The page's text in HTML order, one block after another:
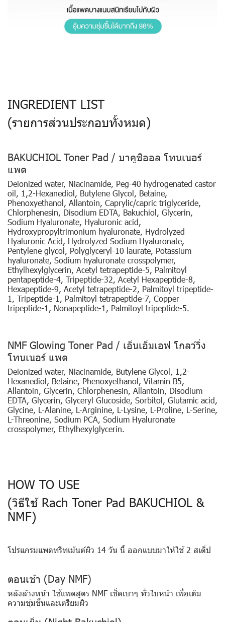
INGREDIENT LIST
(รายการส่วนประกอบทั้งหมด)
BAKUCHIOL Toner Pad / บาคูชิออล โทนเนอร์
แพด
Deionized water, Niacinamide, Peg-40 hydrogenated castor
oil, 1,2-Hexanediol, Butylene Glycol, Betaine,
Phenoxyethanol, Allantoin, Caprylic/capric triglyceride,
Chlorphenesin, Disodium EDTA, Bakuchiol, Glycerin,
Sodium Hyaluronate, Hyaluronic acid,
Hydroxypropyltrimonium hyaluronate, Hydrolyzed
Hyaluronic Acid, Hydrolyzed Sodium Hyaluronate,
Pentylene glycol, Polyglyceryl-10 laurate, Potassium
hyaluronate, Sodium hyaluronate crosspolymer,
Ethylhexylglycerin, Acetyl tetrapeptide-5, Palmitoyl
pentapeptide-4, Tripeptide-32, Acetyl Hexapeptide-8,
Hexapeptide-9, Acetyl tetrapeptide-2, Palmitoyl tripeptide-
1, Tripeptide-1, Palmitoyl tetrapeptide-7, Copper
tripeptide-1, Nonapeptide-1, Palmitoyl tripeptide-5.
NMF Glowing Toner Pad / เอ็นเอ็มเอฟ โกลว์วิ่ง
โทนเนอร์ แพด
Deionized water, Niacinamide, Butylene Glycol, 1,2-
Hexanediol, Betaine, Phenoxyethanol, Vitamin B5,
Allantoin, Glycerin, Chlorphenesin, Allantoin, Disodium
EDTA, Glycerin, Glyceryl Glucoside, Sorbitol, Glutamic acid,
Glycine, L-Alanine, L-Arginine, L-Lysine, L-Proline, L-Serine,
L-Threonine, Sodium PCA, Sodium Hyaluronate
crosspolymer, Ethylhexylglycerin.
HOW TO USE
(วิธีใช้ Rach Toner Pad BAKUCHIOL &
NMF)
โปรแกรมแพดทรีทเม้นต์ผิว 14 วัน นี้ ออกแบบมาให้ใช้ 2 สเต็ป
ตอนเช้า (Day NMF)
หลังล้างหน้า ใช้แพดสูตร NMF เช็ดเบาๆ ทั่วใบหน้า เพื่อเติม
ความชุ่มชื้นและเตรียมผิว